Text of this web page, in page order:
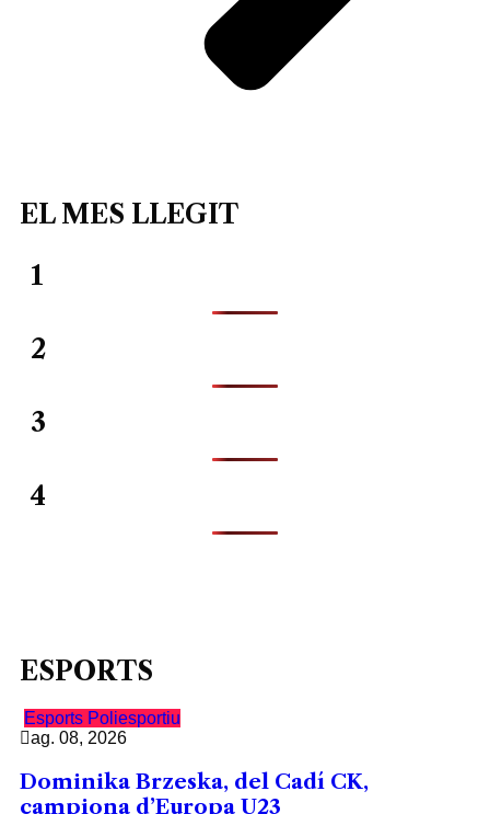
EL MES LLEGIT
1
2
3
4
ESPORTS
Esports Poliesportiu
ag. 08, 2026
Dominika Brzeska, del Cadí CK,
campiona d’Europa U23